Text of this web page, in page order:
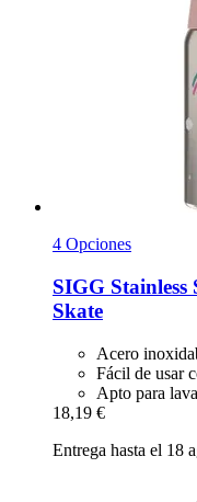
4 Opciones
SIGG
Skate
Acero
Fácil de usar
Apto para
18,19 €
Entrega hasta el 18